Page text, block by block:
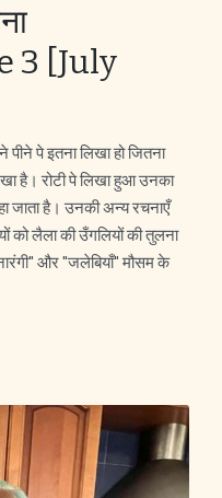
3 [July
पीने पे इतना लिखा हो जितना
है। रोटी पे लिखा हुआ उनका
जाता है। उनकी अन्य रचनाएँ
लैला की उँगलियों की तुलना
और "जलेबियाँ" मौसम के